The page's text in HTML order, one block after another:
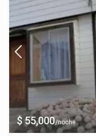
$ 55,000/noche